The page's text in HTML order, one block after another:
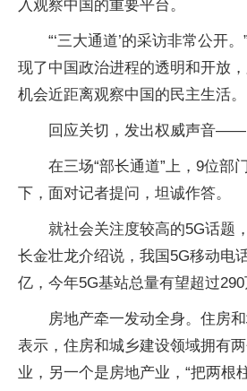
入观察中国的重要平台。
“‘三大通道’的采访非常公开
现了中国政治进程的透明和开放
机会近距离观察中国的民主生活。
回应关切，发出权威声音——
在三场“部长通道”上，9位部
下，面对记者提问，坦诚作答。
就社会关注度较高的5G话题
长金壮龙介绍说，我国5G移动电
亿，今年5G基站总量有望超过290
房地产牵一发动全身。住房
表示，住房和城乡建设领域拥有
业，另一个是房地产业，“把两根